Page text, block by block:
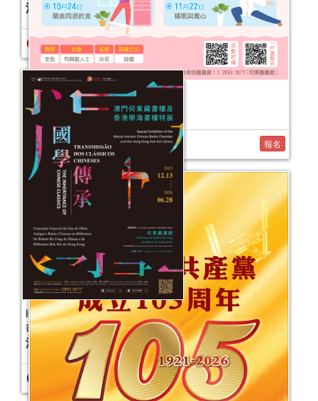
2026健康生活工作坊（7-11月）
活動日期：2026年07月26日
報名
2026年“書香伴成長”親子閱讀推廣活動
（1-3月）
報名結束